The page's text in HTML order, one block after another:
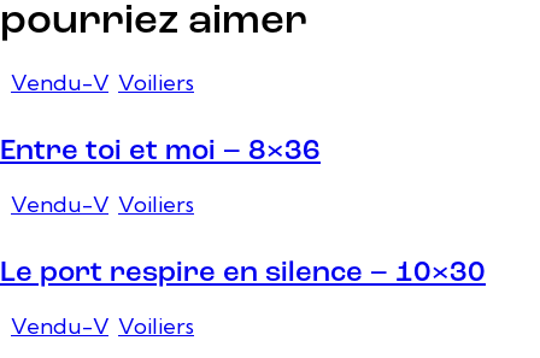
pourriez aimer
Vendu-V Voiliers
Entre toi et moi – 8×36
Vendu-V Voiliers
Le port respire en silence – 10×30
Vendu-V Voiliers